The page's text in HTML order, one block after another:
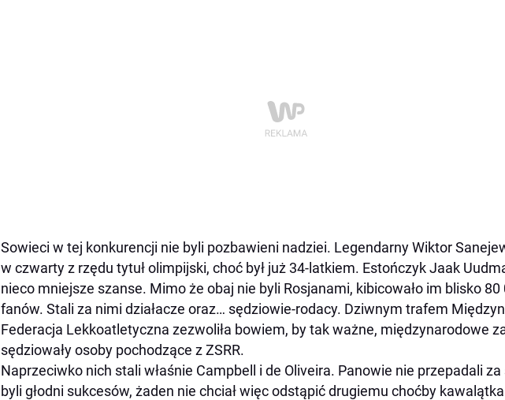
Sowieci w tej konkurencji nie byli pozbawieni nadziei. Legendarny Wiktor
w czwarty z rzędu tytuł olimpijski, choć był już 34-latkiem. Estończyk Jaak
nieco mniejsze szanse. Mimo że obaj nie byli Rosjanami, kibicowało im blisko 80
fanów. Stali za nimi działacze oraz… sędziowie-rodacy. Dziwnym trafem
Federacja Lekkoatletyczna zezwoliła bowiem, by tak ważne, międzynarodowe
sędziowały osoby pochodzące z ZSRR.
Naprzeciwko nich stali właśnie Campbell i de Oliveira. Panowie nie przepadali za
byli głodni sukcesów, żaden nie chciał więc odstąpić drugiemu choćby kawalątka